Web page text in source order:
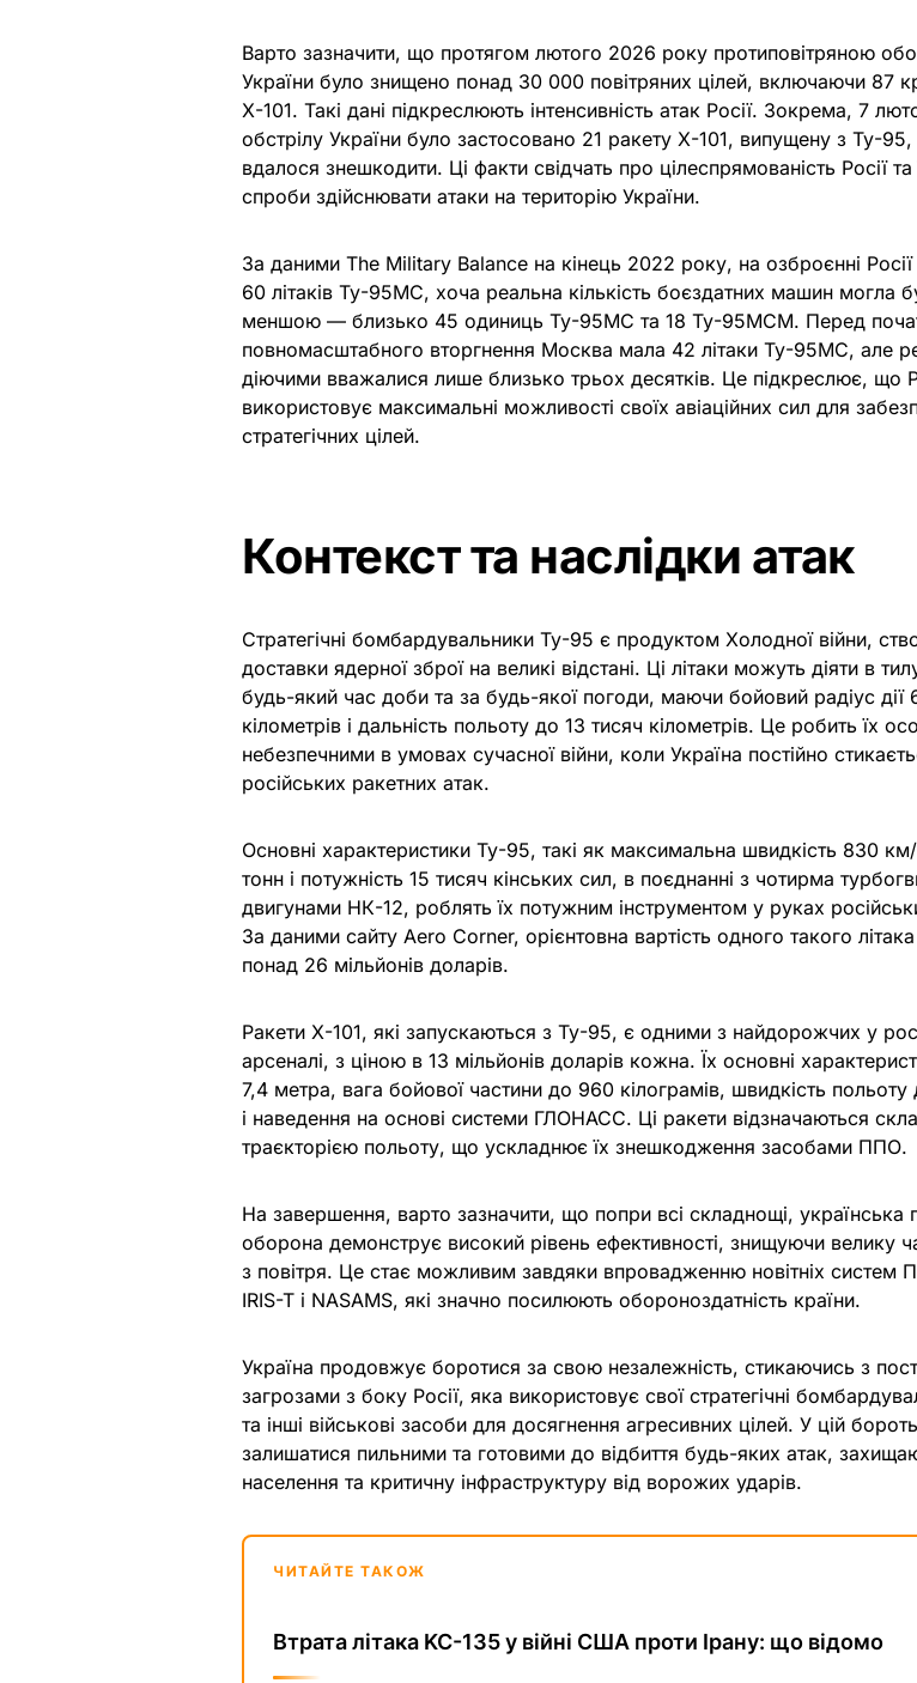
Варто зазначити, що протягом лютого 2026 року протиповітряною
України було знищено понад 30 000 повітряних цілей, включаючи 87
Х-101. Такі дані підкреслюють інтенсивність атак Росії. Зокрема, 7
обстрілу України було застосовано 21 ракету Х-101, випущену з Ту-95,
вдалося знешкодити. Ці факти свідчать про цілеспрямованість Росії та
спроби здійснювати атаки на територію України.
За даними The Military Balance на кінець 2022 року, на озброєнні
60 літаків Ту-95МС, хоча реальна кількість боєздатних машин могла
меншою — близько 45 одиниць Ту-95МС та 18 Ту-95МСМ. Перед
повномасштабного вторгнення Москва мала 42 літаки Ту-95МС, але
діючими вважалися лише близько трьох десятків. Це підкреслює, що
використовує максимальні можливості своїх авіаційних сил для
стратегічних цілей.
Контекст та наслідки атак
Стратегічні бомбардувальники Ту-95 є продуктом Холодної війни,
доставки ядерної зброї на великі відстані. Ці літаки можуть діяти в
будь-який час доби та за будь-якої погоди, маючи бойовий радіус дії
кілометрів і дальність польоту до 13 тисяч кілометрів. Це робить їх
небезпечними в умовах сучасної війни, коли Україна постійно
російських ракетних атак.
Основні характеристики Ту-95, такі як максимальна швидкість 830
тонн і потужність 15 тисяч кінських сил, в поєднанні з чотирма
двигунами НК-12, роблять їх потужним інструментом у руках
За даними сайту Aero Corner, орієнтовна вартість одного такого
понад 26 мільйонів доларів.
Ракети Х-101, які запускаються з Ту-95, є одними з найдорожчих у
арсеналі, з ціною в 13 мільйонів доларів кожна. Їх основні
7,4 метра, вага бойової частини до 960 кілограмів, швидкість
і наведення на основі системи ГЛОНАСС. Ці ракети відзначаються
траєкторією польоту, що ускладнює їх знешкодження засобами ППО.
На завершення, варто зазначити, що попри всі складнощі, українська
оборона демонструє високий рівень ефективності, знищуючи велику
з повітря. Це стає можливим завдяки впровадженню новітніх систем
IRIS-T і NASAMS, які значно посилюють обороноздатність країни.
Україна продовжує боротися за свою незалежність, стикаючись з
загрозами з боку Росії, яка використовує свої стратегічні
та інші військові засоби для досягнення агресивних цілей. У цій
залишатися пильними та готовими до відбиття будь-яких атак,
населення та критичну інфраструктуру від ворожих ударів.
ЧИТАЙТЕ ТАКОЖ
Втрата літака KC-135 у війні США проти Ірану: що відомо